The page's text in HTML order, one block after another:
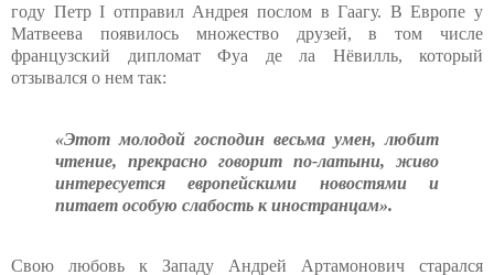
году Петр I отправил Андрея послом в Гаагу. В Европе у
Матвеева появилось множество друзей, в том числе
французский дипломат Фуа де ла Нёвилль, который
отзывался о нем так:
«Этот молодой господин весьма умен, любит
чтение, прекрасно говорит по-латыни, живо
интересуется европейскими новостями и
питает особую слабость к иностранцам».
Свою любовь к Западу Андрей Артамонович старался